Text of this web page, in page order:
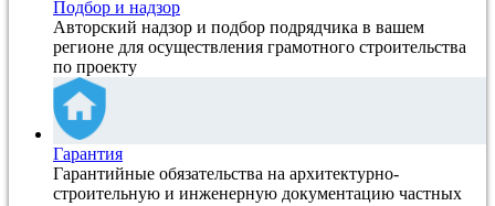
Подбор и надзор
Авторский надзор и подбор подрядчика в вашем
регионе для осуществления грамотного строительства
по проекту
Гарантия
Гарантийные обязательства на архитектурно-
строительную и инженерную документацию частных